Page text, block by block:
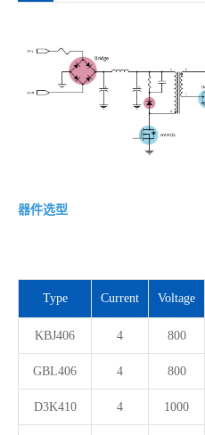
器件选型
Type Current Voltage
KBJ406 4 800
GBL406 4 800
D3K410 4 1000